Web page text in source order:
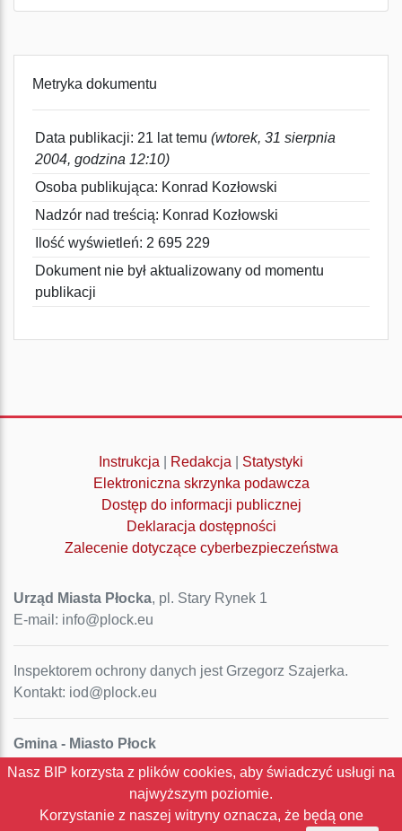
Metryka dokumentu
Data publikacji: 21 lat temu (wtorek, 31 sierpnia
2004, godzina 12:10)
Osoba publikująca: Konrad Kozłowski
Nadzór nad treścią: Konrad Kozłowski
Ilość wyświetleń: 2 695 229
Dokument nie był aktualizowany od momentu
publikacji
Instrukcja Redakcja
Statystyki
Elektroniczna skrzynka podawcza
Dostęp do informacji publicznej
Deklaracja dostępności
Zalecenie dotyczące cyberbezpieczeństwa
Urząd Miasta Płocka, pl. Stary Rynek 1
E-mail: info@plock.eu
Inspektorem ochrony danych jest Grzegorz Szajerka.
Kontakt: iod@plock.eu
Gmina - Miasto Płock
Pl. Stary Rynek 1
NIP: 774-31-35-712
Nasz BIP korzysta z plików cookies, aby świadczyć usługi na
najwyższym poziomie.
Korzystanie z naszej witryny oznacza, że będą one